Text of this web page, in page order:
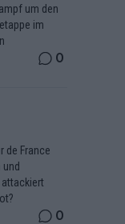
um den
im
0
de France
0